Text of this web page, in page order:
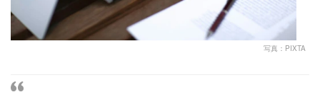
写真：PIXTA